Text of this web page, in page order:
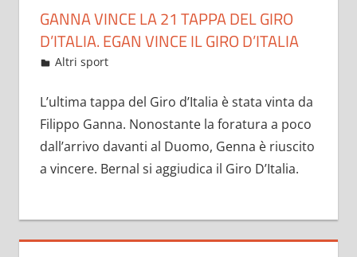
GANNA VINCE LA 21 TAPPA DEL GIRO
D’ITALIA. EGAN VINCE IL GIRO D’ITALIA
Maggio 31, 2021
admin
Altri sport
L’ultima tappa del Giro d’Italia è stata vinta da
Filippo Ganna. Nonostante la foratura a poco
dall’arrivo davanti al Duomo, Genna è riuscito
a vincere. Bernal si aggiudica il Giro D’Italia.